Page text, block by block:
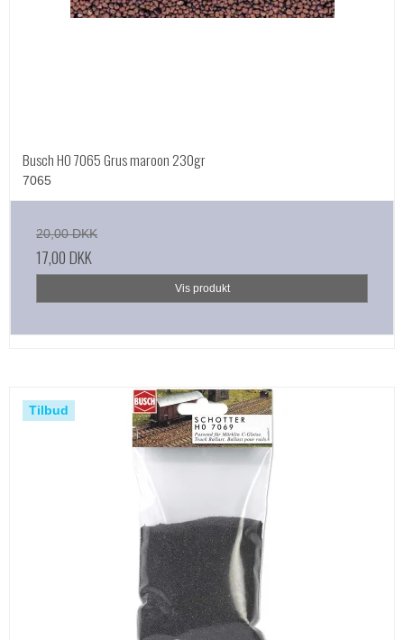
Busch HO 7065 Grus maroon 230gr
7065
20,00 DKK
17,00 DKK
Vis produkt
Tilbud